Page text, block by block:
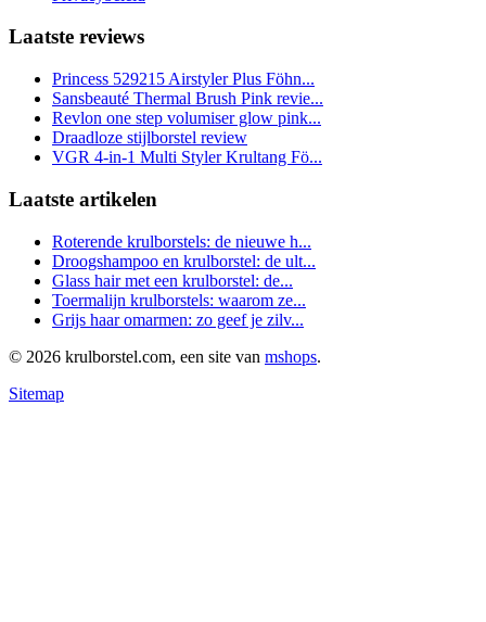
Laatste reviews
Princess 529215 Airstyler Plus Föhn...
Sansbeauté Thermal Brush Pink revie...
Revlon one step volumiser glow pink...
Draadloze stijlborstel review
VGR 4-in-1 Multi Styler Krultang Fö...
Laatste artikelen
Roterende krulborstels: de nieuwe h...
Droogshampoo en krulborstel: de ult...
Glass hair met een krulborstel: de...
Toermalijn krulborstels: waarom ze...
Grijs haar omarmen: zo geef je zilv...
© 2026 krulborstel.com, een site van mshops.
Sitemap